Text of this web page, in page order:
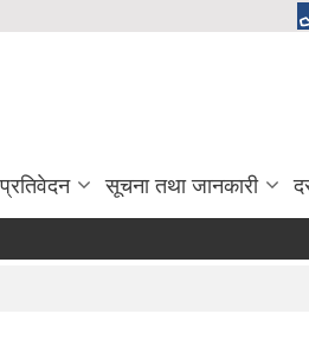
प्रतिवेदन सूचना तथा जानकारी